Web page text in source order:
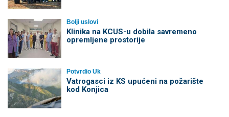
Bolji uslovi
Klinika na KCUS-u dobila savremeno
opremljene prostorije
Potvrdio Uk
Vatrogasci iz KS upućeni na požarište
kod Konjica